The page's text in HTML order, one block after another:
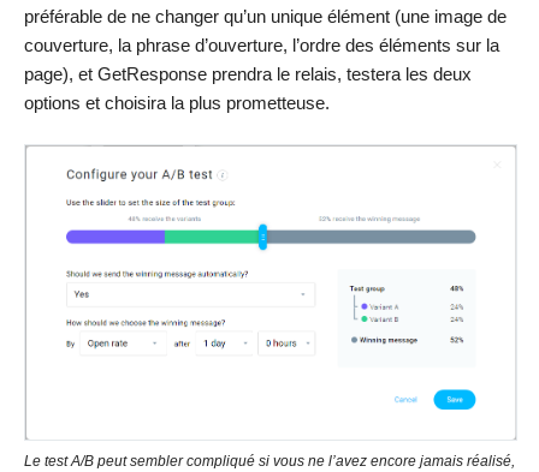
préférable de ne changer qu’un unique élément (une image de
couverture, la phrase d’ouverture, l’ordre des éléments sur la
page), et GetResponse prendra le relais, testera les deux
options et choisira la plus prometteuse.
Le test A/B peut sembler compliqué si vous ne l’avez encore jamais réalisé,